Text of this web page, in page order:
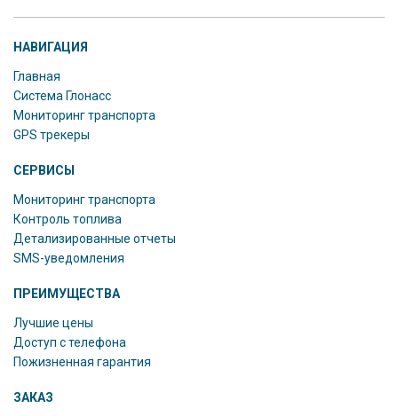
НАВИГАЦИЯ
Главная
Система Глонасс
Мониторинг транспорта
GPS трекеры
СЕРВИСЫ
Мониторинг транспорта
Контроль топлива
Детализированные отчеты
SMS-уведомления
ПРЕИМУЩЕСТВА
Лучшие цены
Доступ с телефона
Пожизненная гарантия
ЗАКАЗ